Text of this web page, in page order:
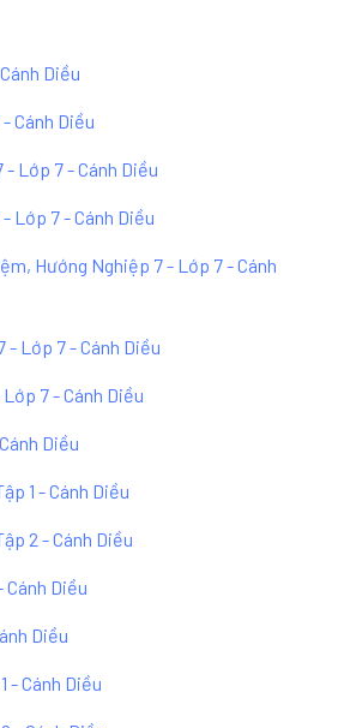
Diều
Cánh Diều
- Lớp 7 - Cánh Diều
Lớp 7 - Cánh Diều
Hướng Nghiệp 7 - Lớp 7 - Cánh
- Lớp 7 - Cánh Diều
7 - Cánh Diều
Diều
1 - Cánh Diều
2 - Cánh Diều
Diều
Diều
- Cánh Diều